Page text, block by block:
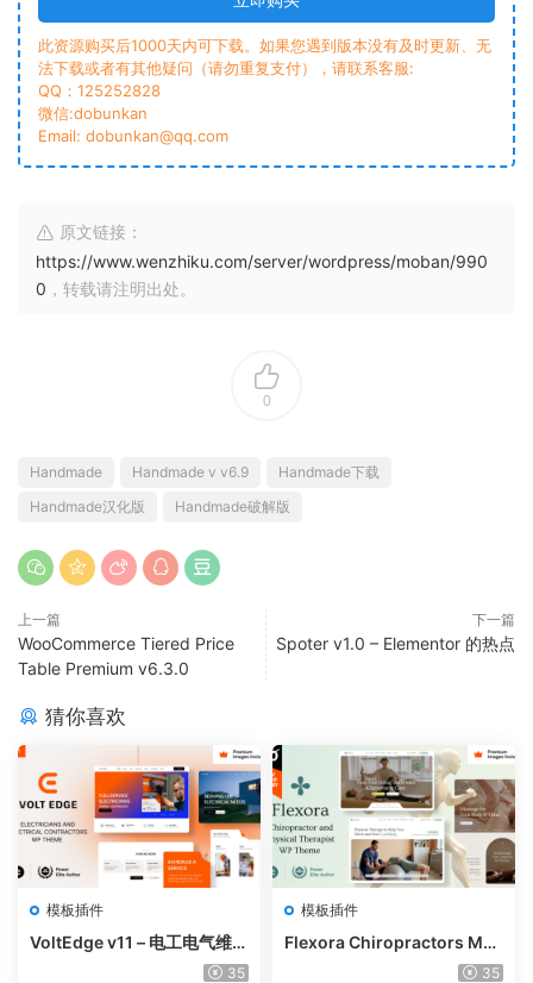
此资源购买后1000天内可下载。如果您遇到版本没有及时更新、无
法下载或者有其他疑问（请勿重复支付），请联系客服:
QQ：125252828
微信:dobunkan
Email: dobunkan@qq.com
原文链接：
https://www.wenzhiku.com/server/wordpress/moban/990
0 ，转载请注明出处。
0
Handmade Handmade v v6.9
Handmade下载
Handmade汉化版
Handmade破解版
上一篇
WooCommerce Tiered Price
Table Premium v6.3.0
下一篇
Spoter v1.0 – Elementor 的热点
猜你喜欢
模板插件
VoltEdge v11 – 电工电气维修
35
模板插件
Flexora Chiropractors Mes
sage and Physical Therapi
35